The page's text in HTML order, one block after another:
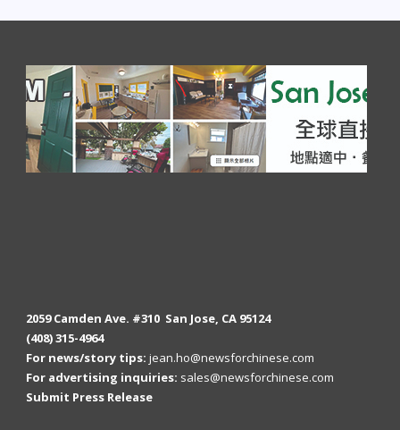
2059 Camden Ave. #310 San Jose, CA 95124
(408) 315-4964
For news/story tips: jean.ho@newsforchinese.com
For advertising inquiries: sales@newsforchinese.com
Submit Press Release